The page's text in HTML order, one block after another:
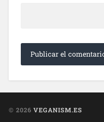
© 2026 VEGANISM.ES